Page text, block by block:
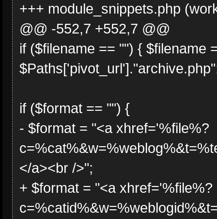
+++ module_snippets.php
@@ -552,7 +552,7 @@
if ($filename == "") { $filename
if ($format == "") {
- $format = "<a xhref='%file%?
</a><br />";
+ $format = "<a xhref='%file%?